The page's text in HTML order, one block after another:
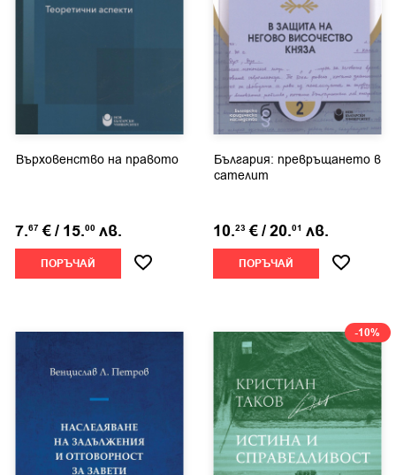
Върховенство на правото
7.67 €/ 15.00 лв.
ПОРЪЧАЙ
България: превръщането в
сателит
10.23 €/20.01 лв.
ПОРЪЧАЙ
-10%